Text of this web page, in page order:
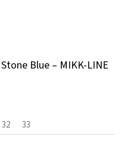
Blue – MIKK-LINE
32 33